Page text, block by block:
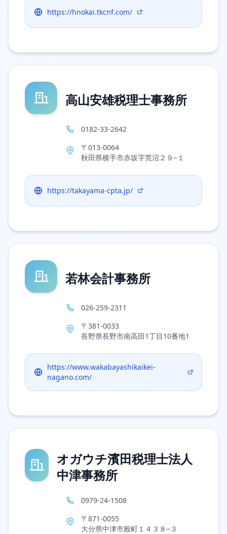
https://hnokai.tkcnf.com/
高山安雄税理士事務所
0182-33-2642
〒013-0064
秋田県横手市赤坂字荒沼２９−１
https://takayama-cpta.jp/
若林会計事務所
026-259-2311
〒381-0033
長野県長野市南高田1丁目10番地1
https://www.wakabayashikaikei-
nagano.com/
オガウチ濱田税理士法人
中津事務所
0979-24-1508
〒871-0055
大分県中津市殿町１４３８−３